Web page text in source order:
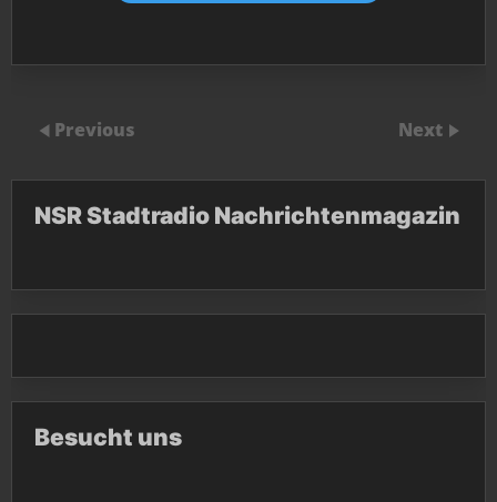
Previous Next
NSR Stadtradio Nachrichtenmagazin
Besucht uns